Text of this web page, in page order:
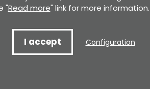
"Read more" link for more information.
I accept Configuration